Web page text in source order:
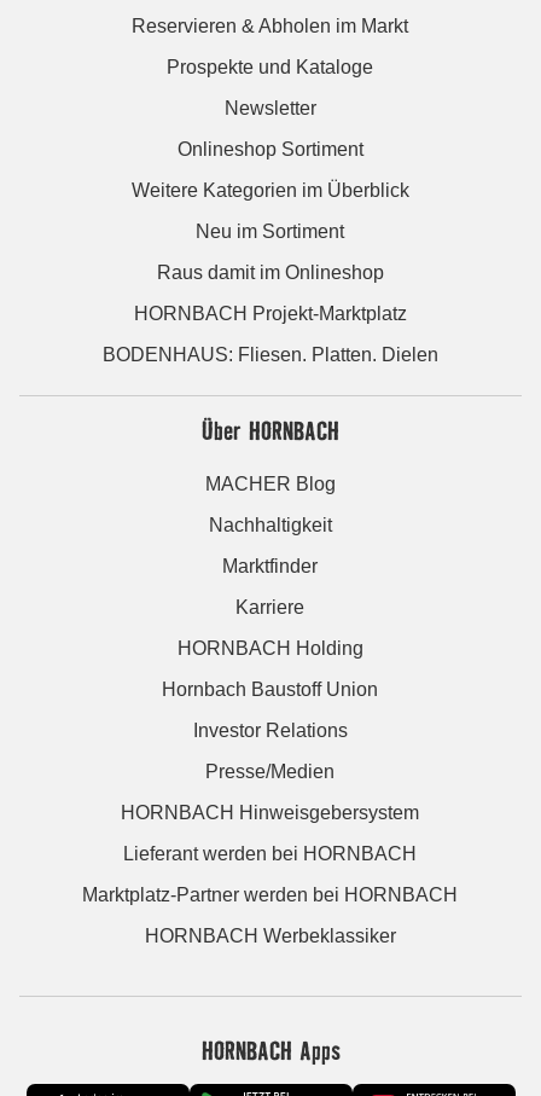
Reservieren & Abholen im Markt
Prospekte und Kataloge
Newsletter
Onlineshop Sortiment
Weitere Kategorien im Überblick
Neu im Sortiment
Raus damit im Onlineshop
HORNBACH Projekt-Marktplatz
BODENHAUS: Fliesen. Platten. Dielen
Über HORNBACH
MACHER Blog
Nachhaltigkeit
Marktfinder
Karriere
HORNBACH Holding
Hornbach Baustoff Union
Investor Relations
Presse/Medien
HORNBACH Hinweisgebersystem
Lieferant werden bei HORNBACH
Marktplatz-Partner werden bei HORNBACH
HORNBACH Werbeklassiker
HORNBACH Apps